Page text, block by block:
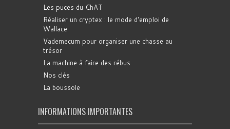
Les puces du ChAT
Réaliser un cryptex : le mode d'emploi de
Wallace
Vademecum pour organiser une chasse au
trésor
La machine à faire des rébus
Nos clés
La boussole
INFORMATIONS IMPORTANTES